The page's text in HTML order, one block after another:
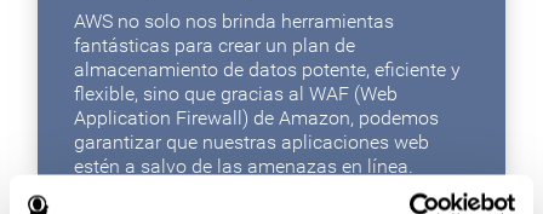
AWS no solo nos brinda herramientas
fantásticas para crear un plan de
almacenamiento de datos potente, eficiente y
flexible, sino que gracias al WAF (Web
Application Firewall) de Amazon, podemos
garantizar que nuestras aplicaciones web
estén a salvo de las amenazas en línea.